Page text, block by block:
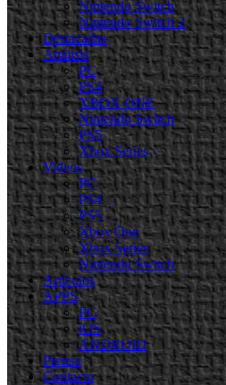
Nintendo Switch
Nintendo Switch 2
Destacadas
Análisis
PC
PS4
XBOX ONE
Nintendo Switch
PS5
Xbox Series
Videos
PC
PS4
PS5
Xbox One
Xbox Series
Nintendo Switch
Artículos
APPS
PC
iOS
ANDROID
Prensa
Contacto